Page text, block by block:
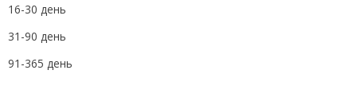
16-30 день
31-90 день
91-365 день